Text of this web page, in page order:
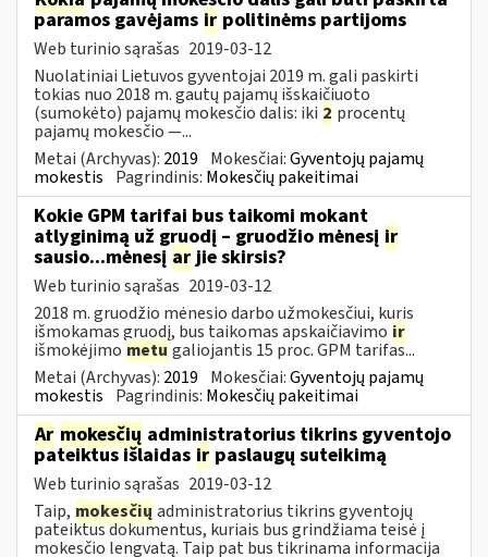
paramos gavėjams ir politinėms partijoms
Web turinio sąrašas 2019-03-12
Nuolatiniai Lietuvos gyventojai 2019 m. gali paskirti
tokias nuo 2018 m. gautų pajamų išskaičiuoto
(sumokėto) pajamų mokesčio dalis: iki 2 procentų
pajamų mokesčio —...
Metai (Archyvas): 2019 Mokesčiai:Gyventojų pajamų
mokestis Pagrindinis: Mokesčių pakeitimai
Kokie GPM tarifai bus taikomi mokant
atlyginimą už gruodį – gruodžio mėnesį ir
sausio...mėnesį arjie skirsis?
Web turinio sąrašas 2019-03-12
2018 m. gruodžio mėnesio darbo užmokesčiui, kuris
išmokamas gruodį, bus taikomas apskaičiavimo ir
išmokėjimo metu galiojantis 15 proc. GPM tarifas...
Metai (Archyvas): 2019 Mokesčiai:Gyventojų pajamų
mokestis Pagrindinis: Mokesčių pakeitimai
Ar mokesčių administratorius tikrins gyventojo
pateiktus išlaidas ir paslaugų suteikimą
Web turinio sąrašas 2019-03-12
Taip, mokesčių administratorius tikrins gyventojų
pateiktus dokumentus, kuriais bus grindžiama teisė į
mokesčio lengvatą. Taip pat bus tikrinama informacija